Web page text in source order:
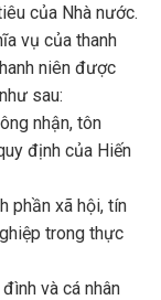
của Nhà nước.
vụ của thanh
niên được
sau:
nhận, tôn
định của Hiến
phần xã hội, tín
trong thực
và cá nhân